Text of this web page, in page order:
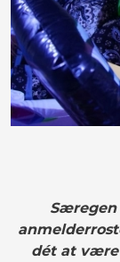
Særegen
dét at være